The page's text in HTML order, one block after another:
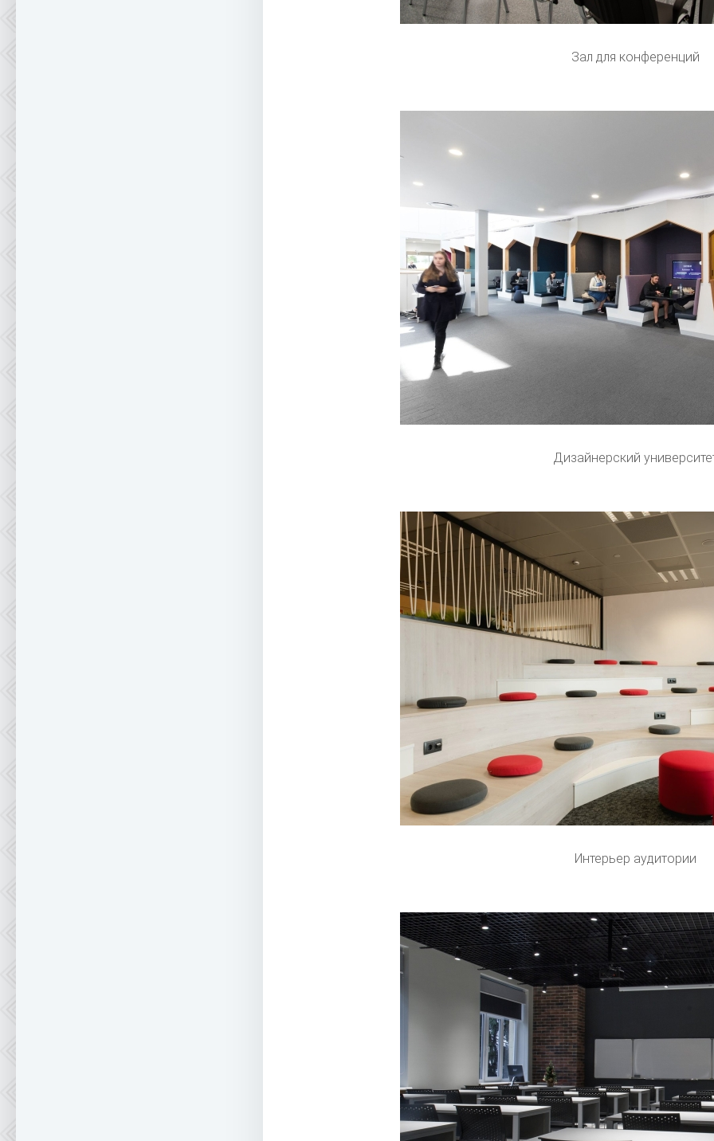
Зал для конференций
Дизайнерский
Интерьер аудитории